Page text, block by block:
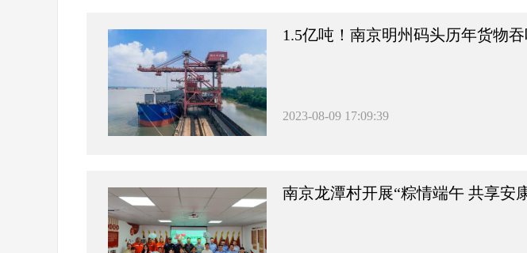
1.5亿吨！南京明州码头历年货物吞
2023-08-09 17:09:39
南京龙潭村开展“粽情端午 共享安